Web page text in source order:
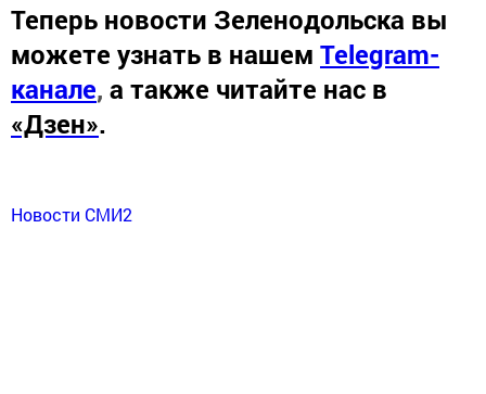
Теперь новости Зеленодольска вы
можете узнать в нашем Telegram-
канале, а также читайте нас в
«Дзен».
Новости СМИ2